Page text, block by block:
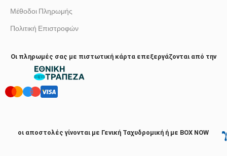
Μέθοδοι Πληρωμής
Πολιτική Επιστροφών
Οι πληρωμές σας με πιστωτική κάρτα επεξεργάζονται από την
οι αποστολές γίνονται με Γενική Ταχυδρομική ή με BOX NOW